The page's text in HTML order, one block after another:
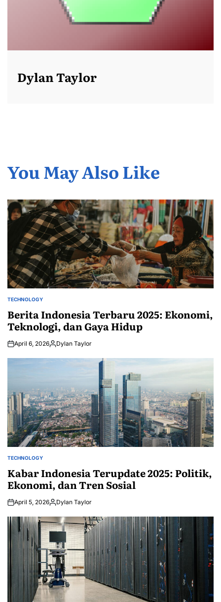
Dylan Taylor
You May Also Like
POSTED
TECHNOLOGY
Berita Indonesia Terbaru 2025: Ekonomi,
Teknologi, dan Gaya Hidup
April 6, 2026Posted
Dylan Taylor
POSTED
TECHNOLOGY
Kabar Indonesia Terupdate 2025: Politik,
Ekonomi, dan Tren Sosial
April 5, 2026Posted
Dylan Taylor